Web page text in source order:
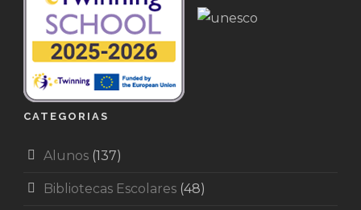
CATEGORIAS
Alunos (137)
Bibliotecas Escolares (48)